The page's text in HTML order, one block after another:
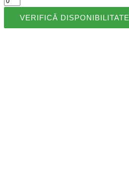
VERIFICĂ DISPONIBILITATE